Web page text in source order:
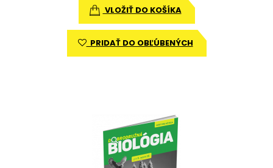
VLOŽIŤ DO KOŠÍKA
PRIDAŤ DO OBĽÚBENÝCH